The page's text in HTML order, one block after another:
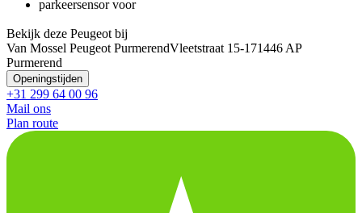
parkeersensor voor
Bekijk deze Peugeot bij
Van Mossel Peugeot PurmerendVleetstraat 15-171446 AP
Purmerend
Openingstijden
+31 299 64 00 96
Mail ons
Plan route